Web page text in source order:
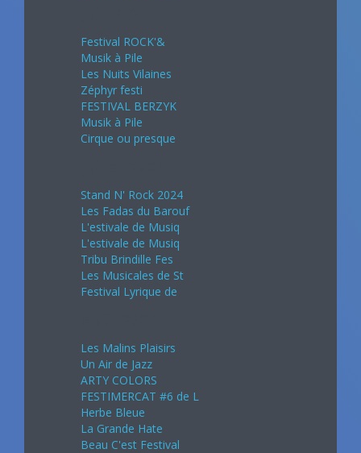
Festival ROCK'&
Musik à Pile
Les Nuits Vilaines
Zéphyr festi
FESTIVAL BERZYK
Musik à Pile
Cirque ou presque
Stand N' Rock 2024
Les Fadas du Barouf
L'estivale de Musiq
L'estivale de Musiq
Tribu Brindille Fes
Les Musicales de St
Festival Lyrique de
Les Malins Plaisirs
Un Air de Jazz
ARTY COLORS
FESTIMERCAT #6 de L
Herbe Bleue
La Grande Hate
Beau C'est Festival